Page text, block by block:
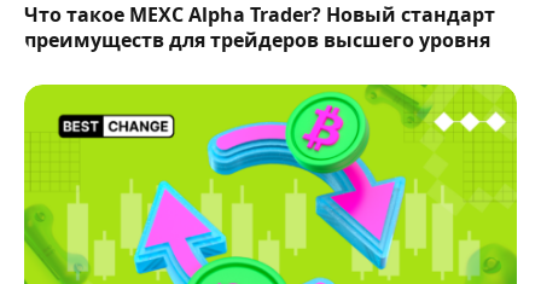
Что такое MEXC Alpha Trader? Новый стандарт
преимуществ для трейдеров высшего уровня